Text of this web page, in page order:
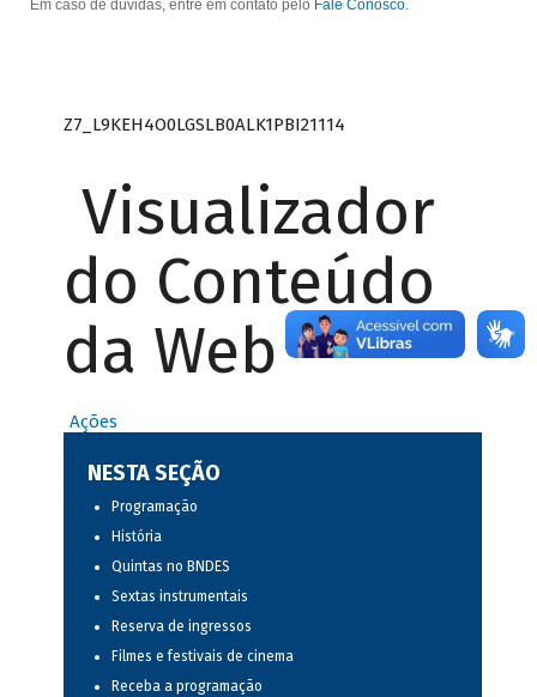
Em caso de dúvidas, entre em contato pelo Fale Conosco.
Z7_L9KEH4O0LGSLB0ALK1PBI21114
Visualizador
do Conteúdo
da Web
Ações
NESTA SEÇÃO
Programação
História
Quintas no BNDES
Sextas instrumentais
Reserva de ingressos
Filmes e festivais de cinema
Receba a programação